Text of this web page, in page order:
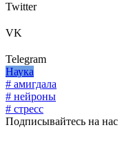
Twitter
VK
Telegram
Наука
# амигдала
# нейроны
# стресс
Подписывайтесь на